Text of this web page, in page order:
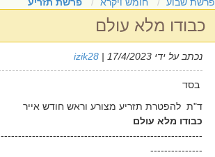
כבודו מלא עולם
נכתב על ידי izik28 | 17/4/2023
בסד
ד"ת להפטרת תזריע מצורע וראש חודש אייר
כבודו מלא עולם
----------------------------------------------------------
---------------